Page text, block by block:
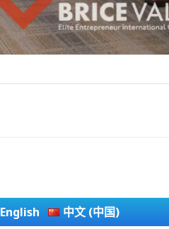
English 中文 (中国)